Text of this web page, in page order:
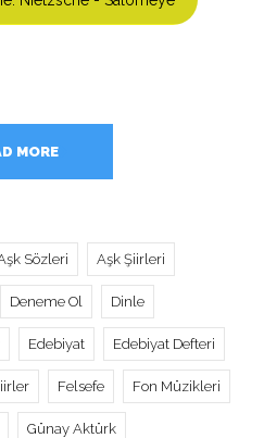
MORE
Sözleri Aşk Şiirleri
Deneme Ol Dinle
Edebiyat Edebiyat Defteri
Felsefe Fon Müzikleri
Günay Aktürk